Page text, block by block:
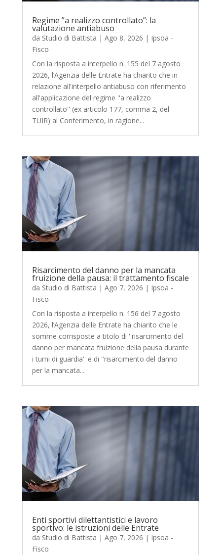
Regime ”a realizzo controllato”: la
valutazione antiabuso
da Studio di Battista | Ago 8, 2026 | Ipsoa -
Fisco
Con la risposta a interpello n. 155 del 7 agosto
2026, l’Agenzia delle Entrate ha chiarito che in
relazione all'interpello antiabuso con riferimento
all'applicazione del regime ''a realizzo
controllato'' (ex articolo 177, comma 2, del
TUIR) al Conferimento, in ragione...
Risarcimento del danno per la mancata
fruizione della pausa: il trattamento fiscale
da Studio di Battista | Ago 7, 2026 | Ipsoa -
Fisco
Con la risposta a interpello n. 156 del 7 agosto
2026, l’Agenzia delle Entrate ha chiarito che le
somme corrisposte a titolo di ''risarcimento del
danno per mancata fruizione della pausa durante
i turni di guardia'' e di ''risarcimento del danno
per la mancata...
Enti sportivi dilettantistici e lavoro
sportivo: le istruzioni delle Entrate
da Studio di Battista | Ago 7, 2026 | Ipsoa -
Fisco